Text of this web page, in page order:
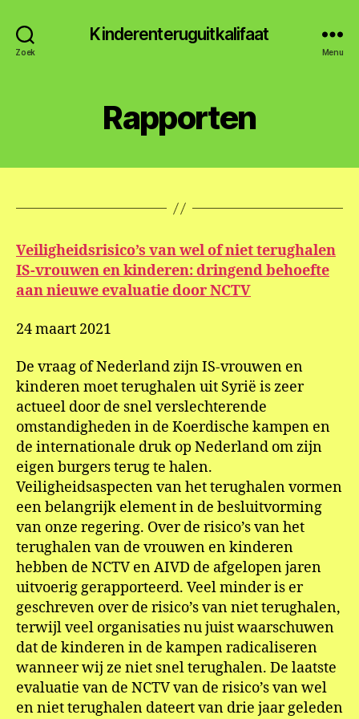
Zoek
Kinderenteruguitkalifaat
Menu
Rapporten
Veiligheidsrisico’s van wel of niet terughalen
IS-vrouwen en kinderen: dringend behoefte
aan nieuwe evaluatie door NCTV
24 maart 2021
De vraag of Nederland zijn IS-vrouwen en
kinderen moet terughalen uit Syrië is zeer
actueel door de snel verslechterende
omstandigheden in de Koerdische kampen en
de internationale druk op Nederland om zijn
eigen burgers terug te halen.
Veiligheidsaspecten van het terughalen vormen
een belangrijk element in de besluitvorming
van onze regering. Over de risico’s van het
terughalen van de vrouwen en kinderen
hebben de NCTV en AIVD de afgelopen jaren
uitvoerig gerapporteerd. Veel minder is er
geschreven over de risico’s van niet terughalen,
terwijl veel organisaties nu juist waarschuwen
dat de kinderen in de kampen radicaliseren
wanneer wij ze niet snel terughalen. De laatste
evaluatie van de NCTV van de risico’s van wel
en niet terughalen dateert van drie jaar geleden